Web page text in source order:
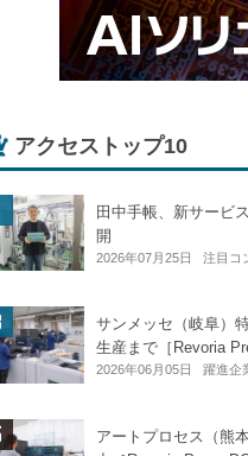
アクセストップ10
田中手帳、新サービ
開
2026年07月25日 注目コ
サンメッセ（岐阜）
生産まで［Revoria
2026年06月05日 躍進企
アートプロセス（熊